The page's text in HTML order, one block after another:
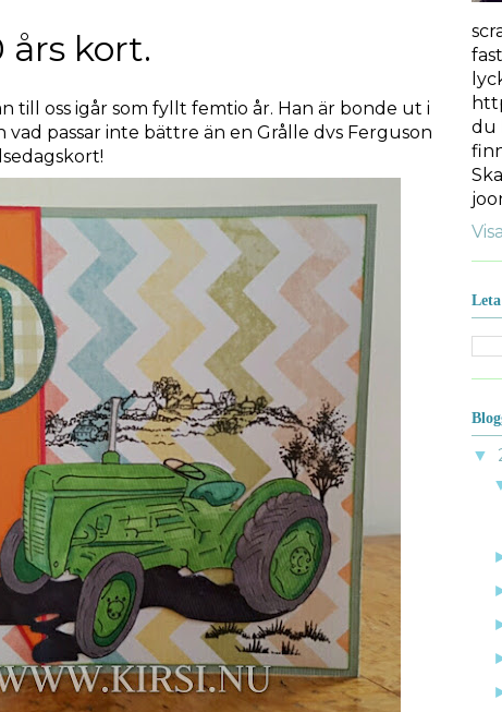
års kort.
till oss igår som fyllt femtio år. Han är bonde ut i
vad passar inte bättre än en Grålle dvs Ferguson
du
▼